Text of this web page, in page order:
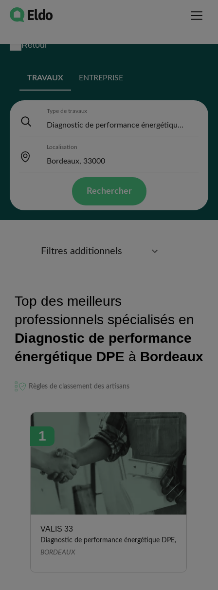
Retour
TRAVAUX ENTREPRISE
Type de travaux
Localisation
Rechercher
Filtres additionnels
Top des meilleurs
professionnels spécialisés en
Diagnostic de performance
énergétique DPE à Bordeaux
Règles de classement des artisans
1
VALIS 33
Diagnostic de performance énergétique DPE,
BORDEAUX